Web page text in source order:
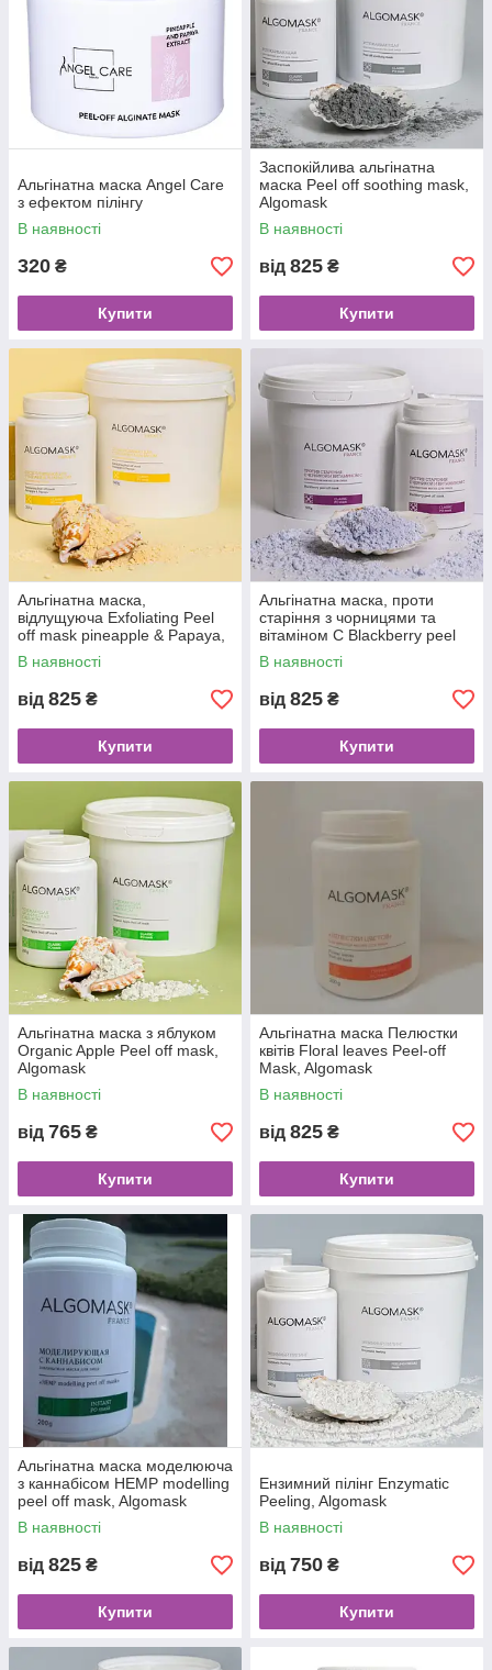
Альгінатна маска Angel Care
з ефектом пілінгу
В наявності
320 ₴
Купити
Заспокійлива альгінатна
маска Peel off soothing mask,
Algomask
В наявності
від 825 ₴
Купити
Альгінатна маска,
відлущуюча Exfoliating Peel
off mask pineapple & Papaya,
Algomask
В наявності
від 825 ₴
Купити
Альгінатна маска, проти
старіння з чорницями та
вітаміном С Blackberry peel
off mask, Algomask
В наявності
від 825 ₴
Купити
Альгінатна маска з яблуком
Organic Apple Peel off mask,
Algomask
В наявності
від 765 ₴
Купити
Альгінатна маска Пелюстки
квітів Floral leaves Peel-off
Mask, Algomask
В наявності
від 825 ₴
Купити
Альгінатна маска моделююча
з каннабісом HEMP modelling
peel off mask, Algomask
В наявності
від 825 ₴
Купити
Ензимний пілінг Enzymatic
Peeling, Algomask
В наявності
від 750 ₴
Купити